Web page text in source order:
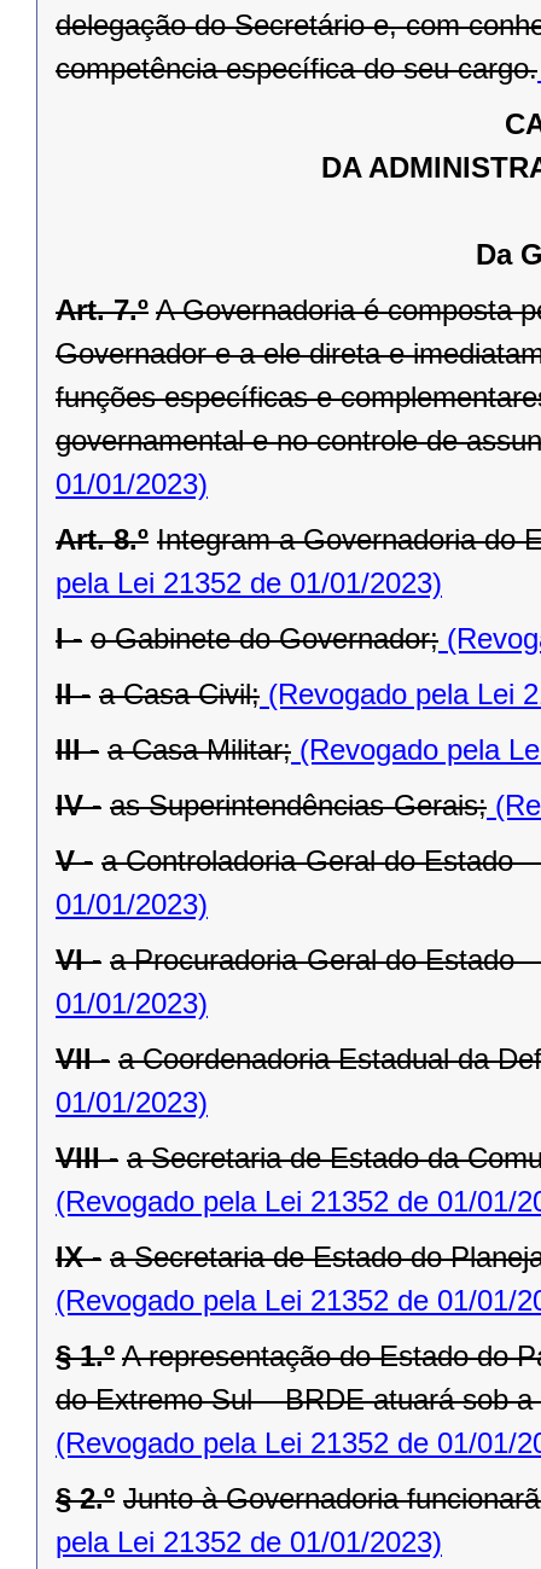
delegação do Secretário e, com
competência específica do seu cargo.
DA
Da
Art. 7.º A Governadoria é composta
Governador e a ele direta e
funções específicas e
governamental e no controle de
01/01/2023)
Art. 8.º Integram a Governadoria do
pela Lei 21352 de 01/01/2023)
I - o Gabinete do Governador;
II - a Casa Civil; (Revogado pela Lei
III - a Casa Militar; (Revogado pela
IV - as Superintendências-Gerais;
V - a Controladoria-Geral do Estado
01/01/2023)
VI - a Procuradoria-Geral do Estado
01/01/2023)
VII - a Coordenadoria Estadual da
01/01/2023)
VIII - a Secretaria de Estado da
(Revogado pela Lei 21352 de 01/01/
IX - a Secretaria de Estado do
(Revogado pela Lei 21352 de 01/01/
§ 1.º A representação do Estado do
do Extremo Sul – BRDE atuará sob
(Revogado pela Lei 21352 de 01/01/
§ 2.º Junto à Governadoria
pela Lei 21352 de 01/01/2023)